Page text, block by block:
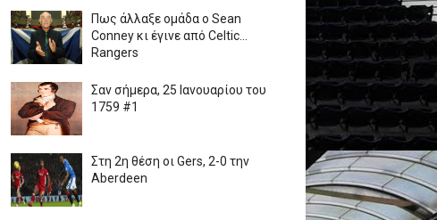
Πως άλλαξε ομάδα ο Sean
Conney κι έγινε από Celtic...
Rangers
Σαν σήμερα, 25 Ιανουαρίου του
1759 #1
Στη 2η θέση οι Gers, 2-0 την
Aberdeen